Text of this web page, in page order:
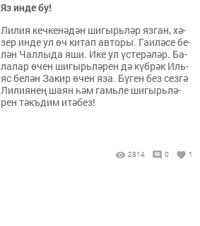
Яз инде бу!
Ли­лия кеч­ке­нә­дән ши­гырь­ләр яз­ган, хә­
зер ин­де ул өч ки­тап ав­то­ры. Га­и­лә­се бе­
лән Чал­лы­да яши. Ике ул үс­те­рә­ләр. Ба­
ла­лар өчен ши­гырь­лә­рен дә күб­рәк Иль­
яс бе­лән За­кир өчен яза. Бү­ген без сез­гә
Ли­ли­я­нең ша­ян һәм гамь­ле ши­гырь­лә­
рен тәкъ­дим итә­без!
2814 0 1